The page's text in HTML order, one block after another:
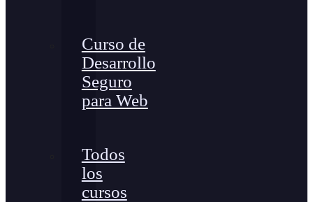
Curso de
Desarrollo
Seguro
para Web
Todos
los
cursos